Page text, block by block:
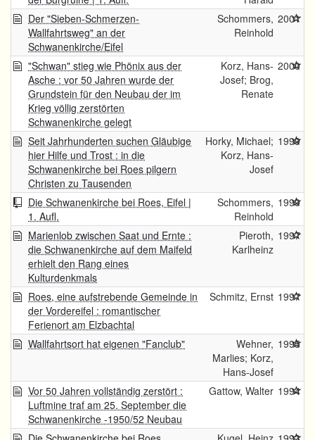
Der "Sieben-Schmerzen-
Wallfahrtsweg" an der
Schwanenkirche/Eifel
Schommers,
Reinhold
2001
"Schwan" stieg wie Phönix aus der
Asche : vor 50 Jahren wurde der
Grundstein für den Neubau der im
Krieg völlig zerstörten
Schwanenkirche gelegt
Korz, Hans-
Josef; Brog,
Renate
2000
Seit Jahrhunderten suchen Gläubige
hier Hilfe und Trost : in die
Schwanenkirche bei Roes pilgern
Christen zu Tausenden
Horky, Michael;
Korz, Hans-
Josef
1999
Die Schwanenkirche bei Roes, Eifel |
1. Aufl.
Schommers,
Reinhold
1999
Marienlob zwischen Saat und Ernte :
die Schwanenkirche auf dem Maifeld
erhielt den Rang eines
Kulturdenkmals
Pieroth,
Karlheinz
1997
Roes, eine aufstrebende Gemeinde in
der Vordereifel : romantischer
Ferienort am Elzbachtal
Schmitz, Ernst 1997
Wallfahrtsort hat eigenen "Fanclub"
Wehner,
Marlies; Korz,
Hans-Josef
1995
Vor 50 Jahren vollständig zerstört :
Luftmine traf am 25. September die
Schwanenkirche -1950/52 Neubau
Gattow, Walter 1994